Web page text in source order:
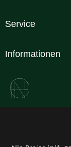
Service
Informationen